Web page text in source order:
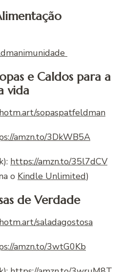
e Caldos para a
vida
sopaspatfeldman
amzn.to/3DkWB5A
https://amzn.to/35l7dCV
o Kindle Unlimited)
de Verdade
saladagostosa
amzn.to/3wtG0Kb